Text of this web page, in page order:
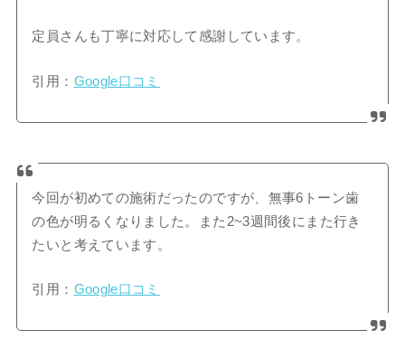
定員さんも丁寧に対応して感謝しています。
引用： Google口コミ
今回が初めての施術だったのですが、無事6トーン歯
の色が明るくなりました。また2~3週間後にまた行き
たいと考えています。
引用： Google口コミ